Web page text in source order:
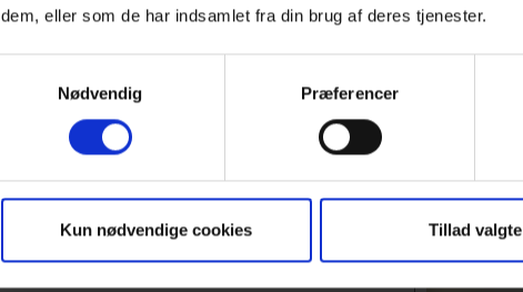
dem, eller som de har indsamlet fra din brug af deres tjenester.
Nødvendig
Præferencer
Kun nødvendige cookies Tillad valgte